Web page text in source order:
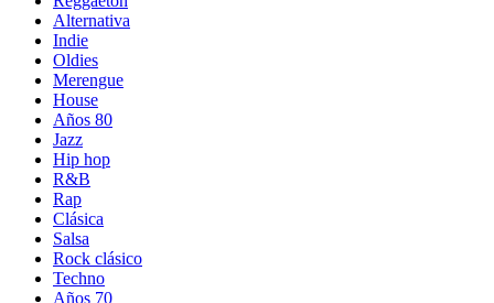
Alternativa
Indie
Oldies
Merengue
House
Años 80
Jazz
Hip hop
R&B
Rap
Clásica
Salsa
Rock clásico
Techno
Años 70